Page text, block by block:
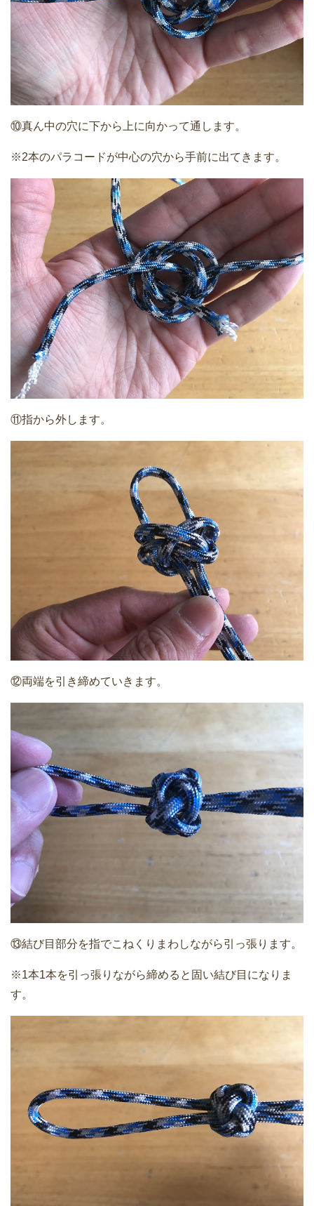
⑩真ん中の穴に下から上に向かって通します。
※2本のパラコードが中心の穴から手前に出てきます。
⑪指から外します。
⑫両端を引き締めていきます。
⑬結び目部分を指でこねくりまわしながら引っ張ります。
※1本1本を引っ張りながら締めると固い結び目になりま
す。